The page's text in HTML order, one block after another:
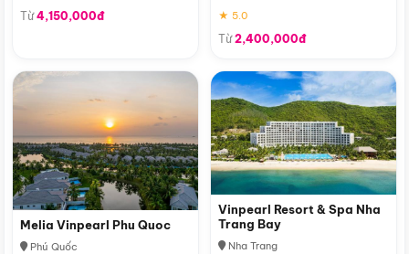
Từ4,150,000đ
★ 5.0
Từ2,400,000đ
Melia Vinpearl Phu Quoc
Phú Quốc
Vinpearl Resort & Spa Nha
Trang Bay
Nha Trang